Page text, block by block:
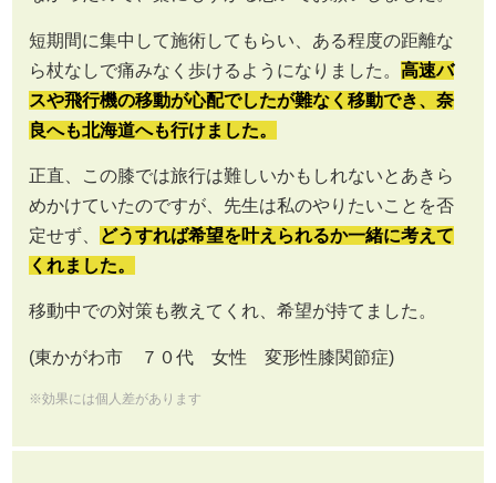
短期間に集中して施術してもらい、ある程度の距離な
ら杖なしで痛みなく歩けるようになりました。 高速バ
スや飛行機の移動が心配でしたが難なく移動でき、奈
良へも北海道へも行けました。
正直、この膝では旅行は難しいかもしれないとあきら
めかけていたのですが、先生は私のやりたいことを否
定せず、
どうすれば希望を叶えられるか一緒に考えて
くれました。
移動中での対策も教えてくれ、希望が持てました。
(東かがわ市 ７０代 女性 変形性膝関節症)
※効果には個人差があります